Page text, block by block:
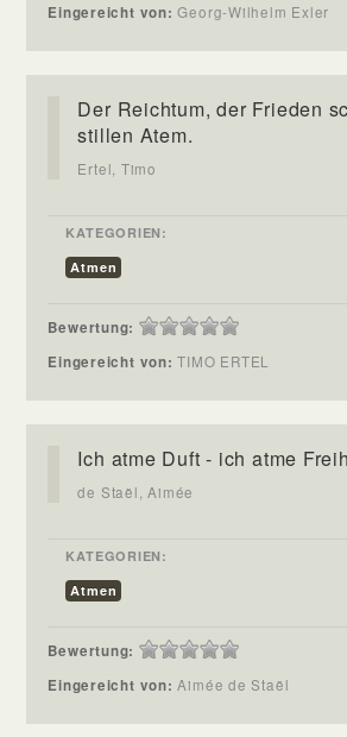
Eingereicht von:Georg-Wilhelm Exler
Der Reichtum, der Frieden
stillen Atem.
Ertel, Timo
KATEGORIEN:
Atmen
Bewertung:
Eingereicht von:TIMO ERTEL
Ich atme Duft - ich atme
de Staël, Aimée
KATEGORIEN:
Atmen
Bewertung:
Eingereicht von:Aimée de Staël